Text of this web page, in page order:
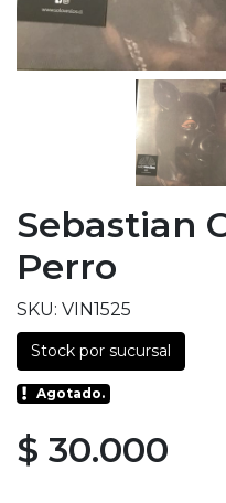
Sebastian
Perro
SKU: VIN1525
Stock por sucursal
Agotado.
$ 30.000